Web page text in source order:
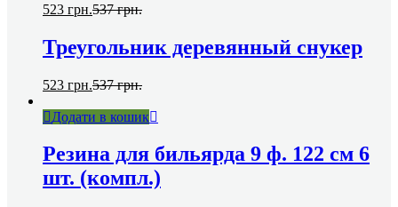
523 грн.537грн.
Треугольник деревянный снукер
523 грн.537грн.
Додати в кошик
Резина для бильярда 9 ф. 122 см 6
шт. (компл.)